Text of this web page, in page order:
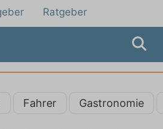
Ratgeber
Fahrer Gastronomie